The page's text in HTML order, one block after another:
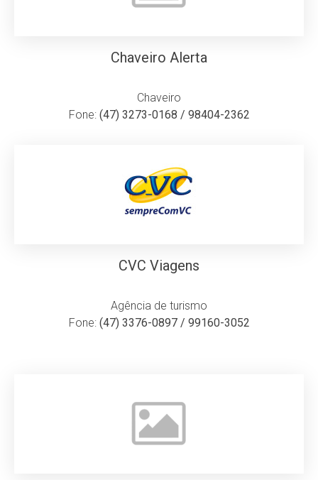
Chaveiro Alerta
Chaveiro
Fone: (47) 3273-0168 / 98404-2362
CVC Viagens
Agência de turismo
Fone: (47) 3376-0897 / 99160-3052